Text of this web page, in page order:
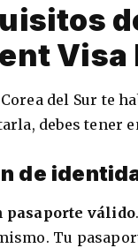
Visa
Corea del Sur te
debes tener
de
pasaporte válido
Tu